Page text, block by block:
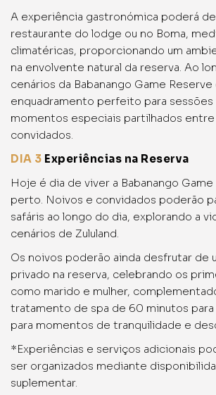
A experiência gastronómica poderá
restaurante do lodge ou no Boma,
climatéricas, proporcionando um
na envolvente natural da reserva. Ao
cenários da Babanango Game Reserve
enquadramento perfeito para
momentos especiais partilhados
convidados.
DIA 3 Experiências na Reserva
Hoje é dia de viver a Babanango
perto. Noivos e convidados poderão
safáris ao longo do dia, explorando a
cenários de Zululand.
Os noivos poderão ainda desfrutar de
privado na reserva, celebrando os
como marido e mulher,
tratamento de spa de 60 minutos para
para momentos de tranquilidade e
*Experiências e serviços adicionais
ser organizados mediante
suplementar.